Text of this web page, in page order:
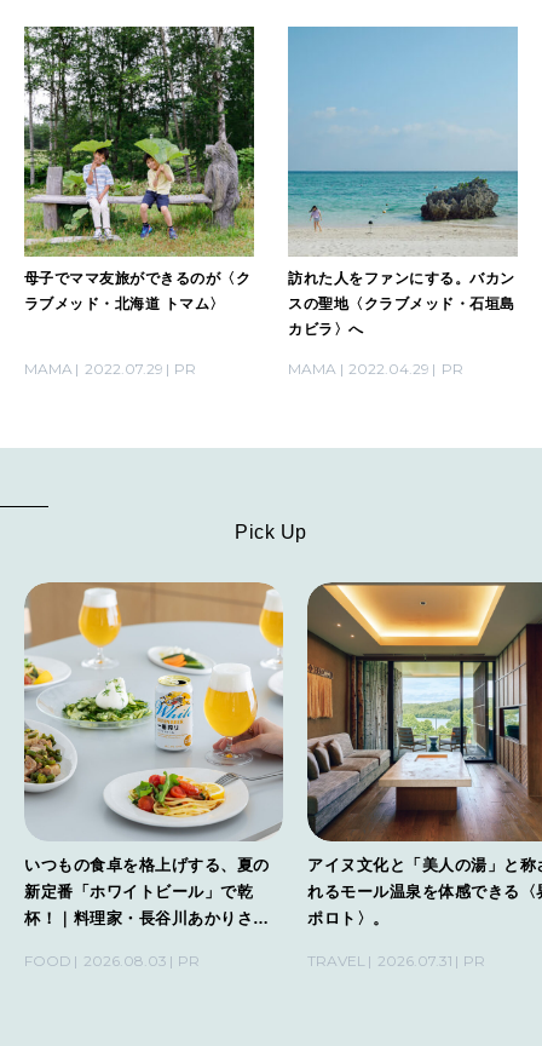
WORK&MONEY
いい人生って？
MAGAZINE
2026年9月号「北海道 おいしく遊ぶ、夏のご褒美旅。」
2026年5月号「“大好き”に出会いに。韓国」
2026年4月号「未来をつくる、学びの教科書。」
2026年3月号「スイーツ予想図 2026」
2026年2月号「良運を掴む 新・開運術。」
2026年1月号「猫がいれば、幸せ」
2025年12月号「お酒の新常識。」
FOLLOW US!
母子でママ友旅ができるのが〈ク
ラブメッド・北海道 トマム〉
MAMA 2022.07.29 PR
訪れた人をファンにする。バカン
スの聖地〈クラブメッド・石垣島
カビラ〉へ
MAMA 2022.04.29 PR
Pick Up
いつもの食卓を格上げする、夏の
新定番「ホワイトビール」で乾
杯！｜料理家・長谷川あかりさん
FOOD
2026.08.03 PR
アイヌ文化と「美人の湯」と称
れるモール温泉を体感できる〈
ポロト〉。
TRAVEL 2026.07.31 PR